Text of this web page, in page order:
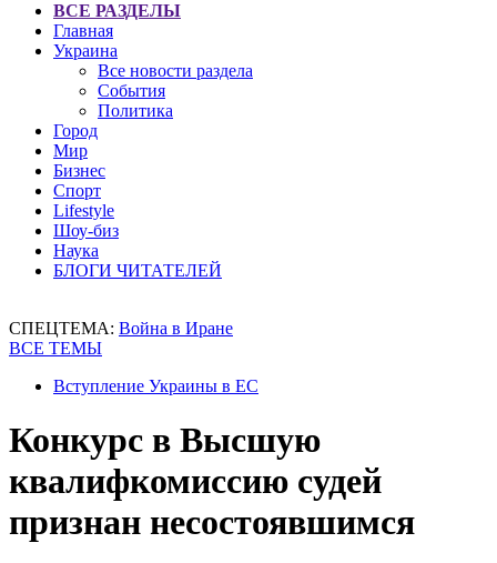
ВСЕ РАЗДЕЛЫ
Главная
Украина
Все новости раздела
События
Политика
Город
Мир
Бизнес
Спорт
Lifestyle
Шоу-биз
Наука
БЛОГИ ЧИТАТЕЛЕЙ
СПЕЦТЕМА: Война в Иране
ВСЕ ТЕМЫ
Вступление Украины в ЕС
Конкурс в Высшую
квалифкомиссию судей
признан несостоявшимся